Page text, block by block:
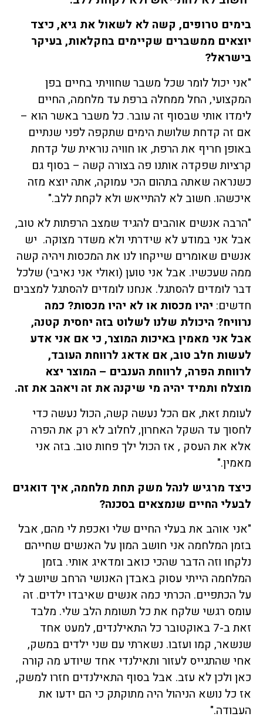
בימים טרופים, קשה לא לשאול את גיא, כיצד
יוצאים ממשברים שקיימים בחקלאות, בעיקר
בישראל?
"אני יכול לומר שכל משבר שחוויתי בחיים בפן
המקצועי, החל ממחלה ברפת עד מלחמה, החיים
לימדו אותי שבסוף זה עובר. כל משבר באשר הוא –
אם זה קדחת שלושת הימים שתקפה לפני שנתיים
באופן חריף את הרפת, או חוויה נוראית של קדחת
קרציות שפקדה אותנו פה בצורה קשה – בסוף גם
כשנראה שאתה בתהום הכי עמוקה, אתה יוצא מזה
איכשהו. חשוב לא להתייאש ולא לקחת ללב."
"הרבה אנשים אוהבים להגיד שמצב הרפתות לא טוב,
אבל אני במודע לא שידרתי ולא משדר מצוקה. יש
אנשים שאומרים שייקחו לנו את המכסות ויהיה קשה
ממה שעכשיו. אבל אני טוען (ואולי אני נאיבי) שלכל
דבר לומדים להסתגל. אנחנו לומדים להסתגל למצבים
חדשים: יהיו מכסות או לא יהיו מכסות? כמה
נרוויח? היכולת שלנו לשלוט בזה יחסית קטנה,
אבל אני מאמין באיכות המוצר, כי אם אני אדע
לעשות חלב טוב, אם אדאג לרווחת העובד,
לרווחת הפרה, לרווחת הענבים – המוצר יצא
מוצלח ותמיד יהיה מי שיקנה את זה ויאהב את זה.
לעומת זאת, אם הכל נעשה קשה, הכול נעשה כדי
לחסוך עד השקל האחרון, לחלוב לא רק את הפרה
אלא את העסק , אז הכול ילך פחות טוב. בזה אני
מאמין."
כיצד מרגיש לנהל משק תחת מלחמה, איך דואגים
לבעלי החיים שנמצאים בסכנה?
"אני אוהב את בעלי החיים שלי ואכפת לי מהם, אבל
בזמן המלחמה אני חושב המון על האנשים שחייהם
נלקחו וזה הדבר שהכי כואב ומדאיג אותי. בזמן
המלחמה הייתי עסוק באבדן האנושי הרחב שיושב לי
על הכתפיים. הכרתי כמה אנשים שאיבדו ילדים. זה
עומס רגשי שלקח את כל תשומת הלב שלי. מלבד
זאת ב-7 באוקטובר כל התאילנדים, למעט אחד
שנשאר, קמו ועזבו. נשארתי עם שני ילדים במשק,
אחי שהתגייס לעזור ותאילנדי אחד שיודע מה קורה
כאן ולכן לא עזב. אבל בסוף התאילנדים חזרו למשק,
אז כל נושא הניהול היה מתוקתק כי הם ידעו את
העבודה."